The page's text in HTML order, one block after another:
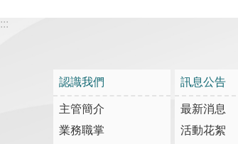
:::
認識我們
主管簡介
業務職掌
訊息公告
最新消息
活動花絮